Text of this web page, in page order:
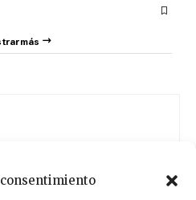
más
con una amplia gama de